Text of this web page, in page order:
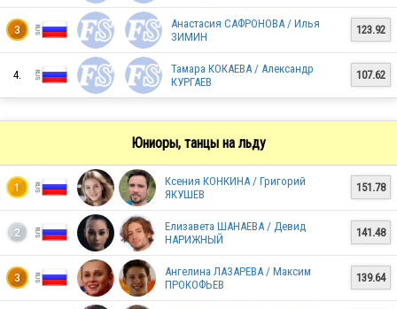
RUS
RUS
3
Анастасия САФРОНОВА / Илья
ЗИМИН
123.92
4.
Тамара КОКАЕВА / Александр
КУРГАЕВ
107.62
Юниоры, танцы на льду
1
Ксения КОНКИНА / Григорий
ЯКУШЕВ
151.78
2
Елизавета ШАНАЕВА / Девид
НАРИЖНЫЙ
141.48
3
Ангелина ЛАЗАРЕВА / Максим
ПРОКОФЬЕВ
139.64